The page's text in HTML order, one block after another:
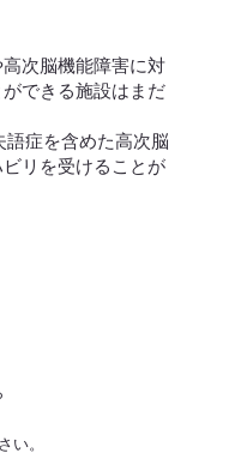
い。
次脳機能障害に対
できる施設はまだ
症を含めた高次脳
リを受けることが